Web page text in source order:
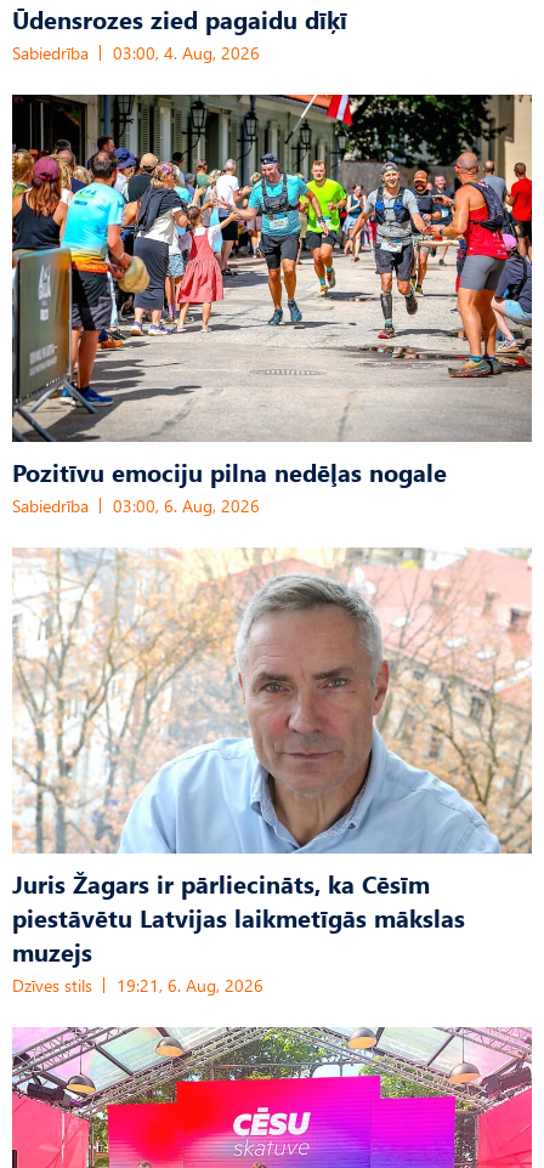
Ūdensrozes zied pagaidu dīķī
Sabiedrība 03:00, 4. Aug, 2026
Pozitīvu emociju pilna nedēļas nogale
Sabiedrība 03:00, 6. Aug, 2026
Juris Žagars ir pārliecināts, ka Cēsīm
piestāvētu Latvijas laikmetīgās mākslas
muzejs
Dzīves stils 19:21, 6. Aug, 2026